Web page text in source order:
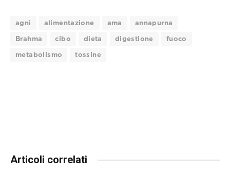
agni alimentazione ama annapurna
Brahma cibo dieta digestione fuoco
metabolismo tossine
Articoli correlati